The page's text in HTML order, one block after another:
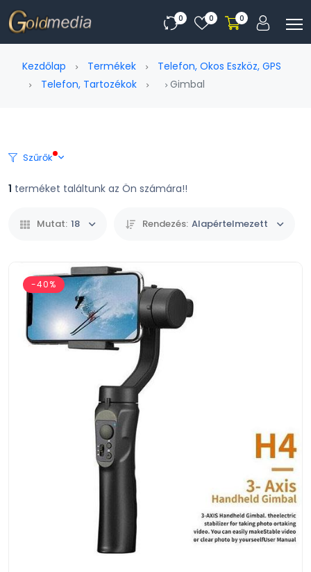
0 0 0
Kezdőlap Termékek
Telefon, Okos Eszköz, GPS
Telefon, Tartozékok
Gimbal
Szűrők
1 terméket találtunk az Ön számára!!
Mutat: 18 Rendezés: Alapértelmezett
-40%